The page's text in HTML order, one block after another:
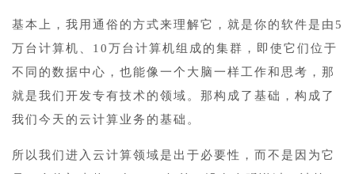
基本上，我用通俗的方式来理解它，就是你的软件是由5
万台计算机、10万台计算机组成的集群，即使它们位于
不同的数据中心，也能像一个大脑一样工作和思考，那
就是我们开发专有技术的领域。那构成了基础，构成了
我们今天的云计算业务的基础。
所以我们进入云计算领域是出于必要性，而不是因为它